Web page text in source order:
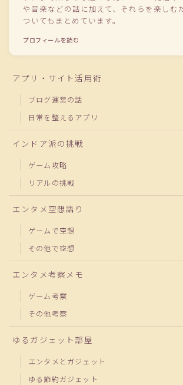
や音楽などの話に加えて、それらを楽しむ
ついてもまとめています。
プロフィールを読む
アプリ・サイト活用術
ブログ運営の話
日常を整えるアプリ
インドア派の挑戦
ゲーム攻略
リアルの挑戦
エンタメ空想語り
ゲームで空想
その他で空想
エンタメ考察メモ
ゲーム考察
その他考察
ゆるガジェット部屋
エンタメとガジェット
ゆる節約ガジェット